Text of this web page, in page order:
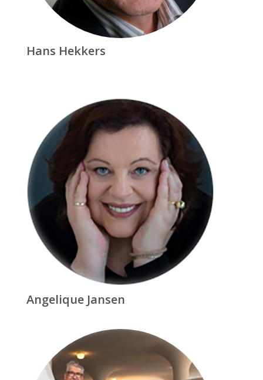
Hans Hekkers
Angelique Jansen